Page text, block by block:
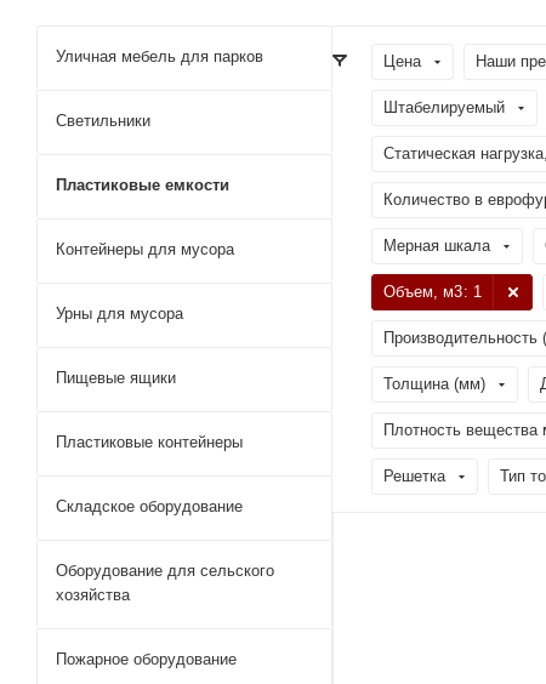
Цена Наши
Штабелируемый
Статическая
Количество в
Мерная шкала
Объем, м3: 1
Производительность
Толщина (мм)
Плотность вещества
Решетка Тип
Уличная мебель для парков
Светильники
Пластиковые емкости
Контейнеры для мусора
Урны для мусора
Пищевые ящики
Пластиковые контейнеры
Складское оборудование
Оборудование для сельского
хозяйства
Пожарное оборудование